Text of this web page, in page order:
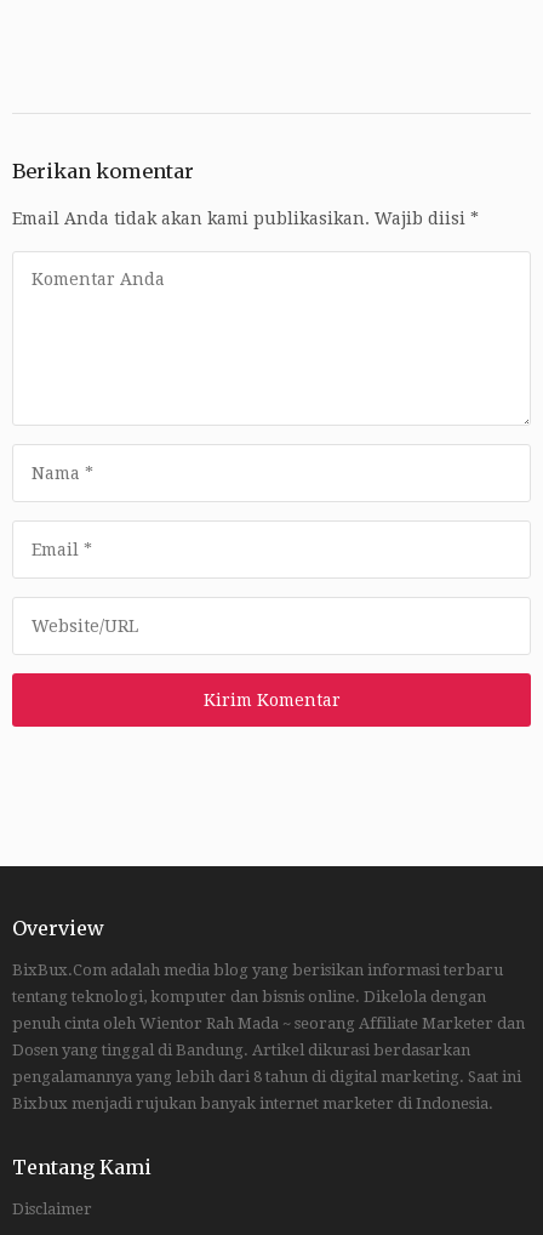
Berikan komentar
Email Anda tidak akan kami publikasikan. Wajib diisi *
Overview
BixBux.Com adalah media blog yang berisikan informasi terbaru
tentang teknologi, komputer dan bisnis online. Dikelola dengan
penuh cinta oleh Wientor Rah Mada ~ seorang Affiliate Marketer dan
Dosen yang tinggal di Bandung. Artikel dikurasi berdasarkan
pengalamannya yang lebih dari 8 tahun di digital marketing. Saat ini
Bixbux menjadi rujukan banyak internet marketer di Indonesia.
Tentang Kami
Disclaimer